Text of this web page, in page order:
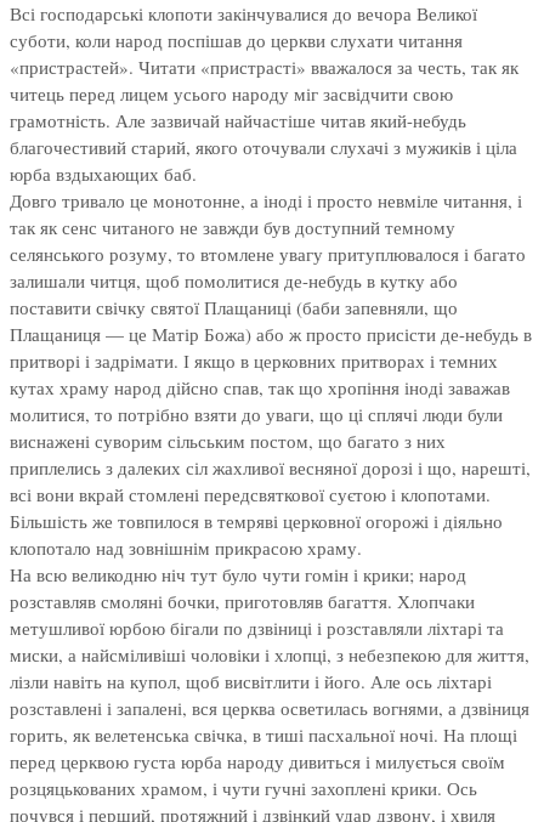
Всі господарські клопоти закінчувалися до вечора Великої
суботи, коли народ поспішав до церкви слухати читання
«пристрастей». Читати «пристрасті» вважалося за честь, так як
читець перед лицем усього народу міг засвідчити свою
грамотність. Але зазвичай найчастіше читав який-небудь
благочестивий старий, якого оточували слухачі з мужиків і ціла
юрба вздыхающих баб.
Довго тривало це монотонне, а іноді і просто невміле читання, і
так як сенс читаного не завжди був доступний темному
селянського розуму, то втомлене увагу притуплювалося і багато
залишали читця, щоб помолитися де-небудь в кутку або
поставити свічку святої Плащаниці (баби запевняли, що
Плащаниця — це Матір Божа) або ж просто присісти де-небудь в
притворі і задрімати. І якщо в церковних притворах і темних
кутах храму народ дійсно спав, так що хропіння іноді заважав
молитися, то потрібно взяти до уваги, що ці сплячі люди були
виснажені суворим сільським постом, що багато з них
приплелись з далеких сіл жахливої весняної дорозі і що, нарешті,
всі вони вкрай стомлені передсвяткової суєтою і клопотами.
Більшість же товпилося в темряві церковної огорожі і діяльно
клопотало над зовнішнім прикрасою храму.
На всю великодню ніч тут було чути гомін і крики; народ
розставляв смоляні бочки, приготовляв багаття. Хлопчаки
метушливої юрбою бігали по дзвіниці і розставляли ліхтарі та
миски, а найсміливіші чоловіки і хлопці, з небезпекою для життя,
лізли навіть на купол, щоб висвітлити і його. Але ось ліхтарі
розставлені і запалені, вся церква осветилась вогнями, а дзвіниця
горить, як велетенська свічка, в тиші пасхальної ночі. На площі
перед церквою густа юрба народу дивиться і милується своїм
розцяцькованих храмом, і чути гучні захоплені крики. Ось
почувся і перший, протяжний і дзвінкий удар дзвону, і хвиля